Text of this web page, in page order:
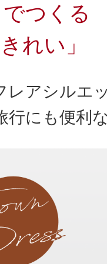
つくる
れい」
レアシルエ
行にも便利